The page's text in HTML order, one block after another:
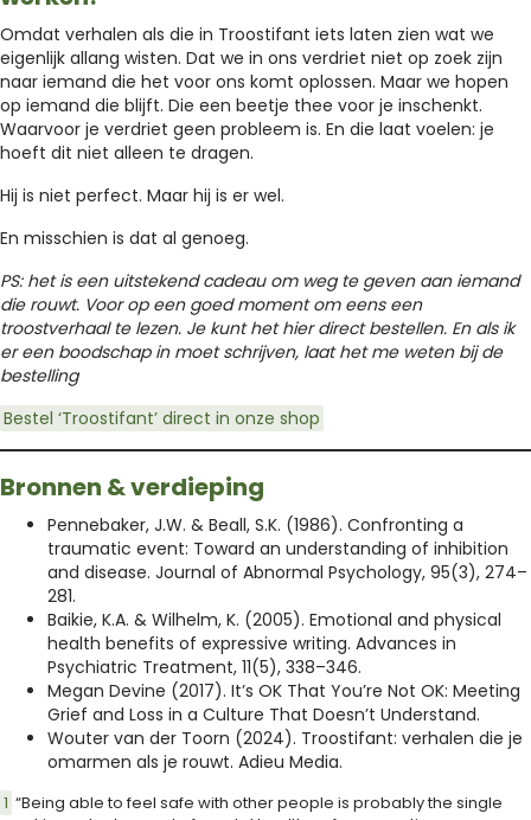
Omdat verhalen als die in Troostifant iets laten zien wat we
eigenlijk allang wisten. Dat we in ons verdriet niet op zoek zijn
naar iemand die het voor ons komt oplossen. Maar we hopen
op iemand die blijft. Die een beetje thee voor je inschenkt.
Waarvoor je verdriet geen probleem is. En die laat voelen: je
hoeft dit niet alleen te dragen.
Hij is niet perfect. Maar hij is er wel.
En misschien is dat al genoeg.
PS: het is een uitstekend cadeau om weg te geven aan iemand
die rouwt. Voor op een goed moment om eens een
troostverhaal te lezen. Je kunt het hier direct bestellen. En als ik
er een boodschap in moet schrijven, laat het me weten bij de
bestelling
Bestel ‘Troostifant’ direct in onze shop
Bronnen & verdieping
Pennebaker, J.W. & Beall, S.K. (1986). Confronting a
traumatic event: Toward an understanding of inhibition
and disease. Journal of Abnormal Psychology, 95(3), 274–
281.
Baikie, K.A. & Wilhelm, K. (2005). Emotional and physical
health benefits of expressive writing. Advances in
Psychiatric Treatment, 11(5), 338–346.
Megan Devine (2017). It’s OK That You’re Not OK: Meeting
Grief and Loss in a Culture That Doesn’t Understand.
Wouter van der Toorn (2024). Troostifant: verhalen die je
omarmen als je rouwt. Adieu Media.
1 “Being able to feel safe with other people is probably the single